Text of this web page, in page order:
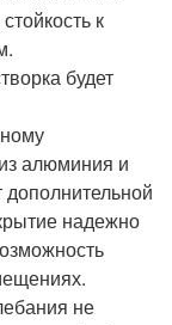
к
будет
алюминия и
надежно
не